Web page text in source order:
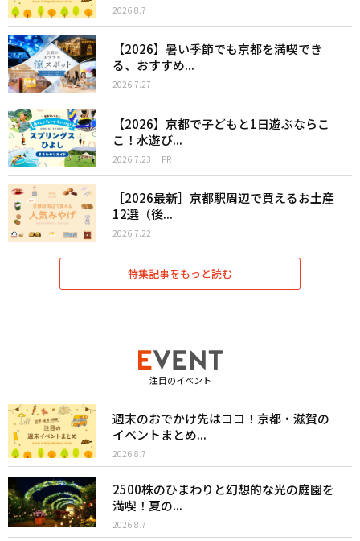
2026.8.7
【2026】暑い季節でも京都を満喫でき
る、おすすめ...
2026.7.27
【2026】京都で子どもと1日遊ぶならこ
こ！水遊び...
2026.7.23 PR
［2026最新］京都駅周辺で買えるお土産
12選（後...
2026.7.22
特集記事をもっと読む
注目のイベント
週末のおでかけ先はココ！京都・滋賀の
イベントまとめ...
2026.8.7
2500株のひまわりと幻想的な光の庭園を
満喫！夏の...
2026.8.7